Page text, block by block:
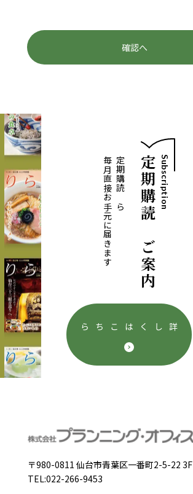
確認へ
Subscription
定期購読のご案内
定期購読なら
毎月直接お手元に届きます
詳しくはこちら
〒980-0811 仙台市青葉区一番町2-5-22 3F
TEL:022-266-9453